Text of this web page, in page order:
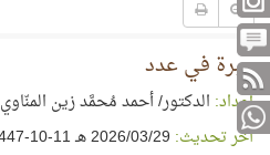
عبرة في عدد
إعداد: الدكتور/ أحمد مُحمَّد زين المنّاوي
آخر تحديث: 29‏/03‏/2026 هـ 11-10-1447